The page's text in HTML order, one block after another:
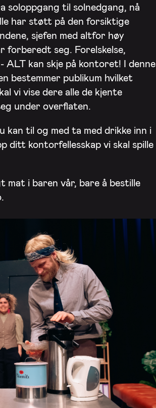
soloppgang til solnedgang, nå
har støtt på den forsiktige
sjefen med altfor høy
forberedt seg. Forelskelse,
ALT kan skje på kontoret! I denne
bestemmer publikum hvilket
vi vise dere alle de kjente
under overflaten.
kan til og med ta med drikke inn i
ditt kontorfellesskap vi skal spille
mat i baren vår, bare å bestille